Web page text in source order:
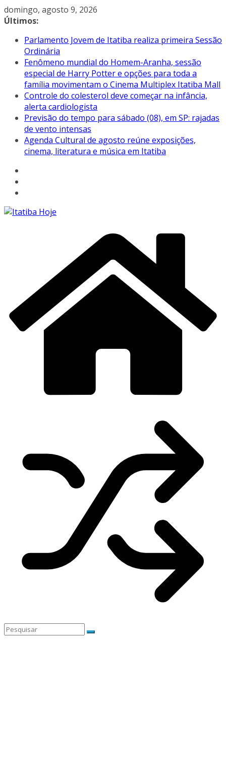
Pular
para
conteúdo
domingo, agosto 9, 2026
Últimos:
Parlamento Jovem de Itatiba realiza primeira Sessão
Ordinária
Fenômeno mundial do Homem-Aranha, sessão
especial de Harry Potter e opções para toda a
família movimentam o Cinema Multiplex Itatiba Mall
Controle do colesterol deve começar na infância,
alerta cardiologista
Previsão do tempo para sábado (08), em SP: rajadas
de vento intensas
Agenda Cultural de agosto reúne exposições,
cinema, literatura e música em Itatiba